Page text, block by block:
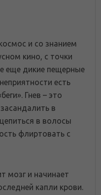
и со знанием
кино, с точки
еще дикие пещерные
есть
Гнев – это
в
в волосы
флиртовать с
мозг и начинает
капли крови.